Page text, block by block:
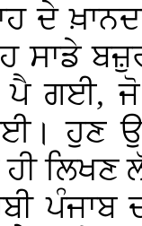
ਦੇ
ਗਈ, ਜੋ
ਹੁਣ
ਲਿਖਣ
ਪੰਜਾਬ